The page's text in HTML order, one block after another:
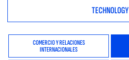
TECHNOLOGY
COMERCIO Y RELACIONES
INTERNACIONALES